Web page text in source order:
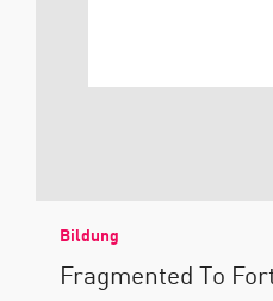
Bildung
Fragmented To